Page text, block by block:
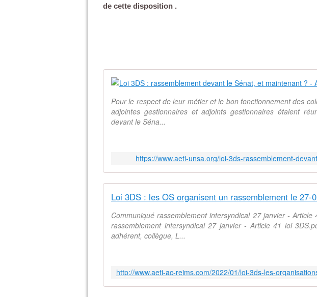
de cette disposition .
Pour le respect de leur métier et le bon fonctionnement des
adjointes gestionnaires et adjoints gestionnaires étaient
devant le Séna...
https://www.aeti-unsa.org/loi-3ds-rassemblement-
Communiqué rassemblement intersyndical 27 janvier -
rassemblement intersyndical 27 janvier - Article 41 loi
adhérent, collègue, L...